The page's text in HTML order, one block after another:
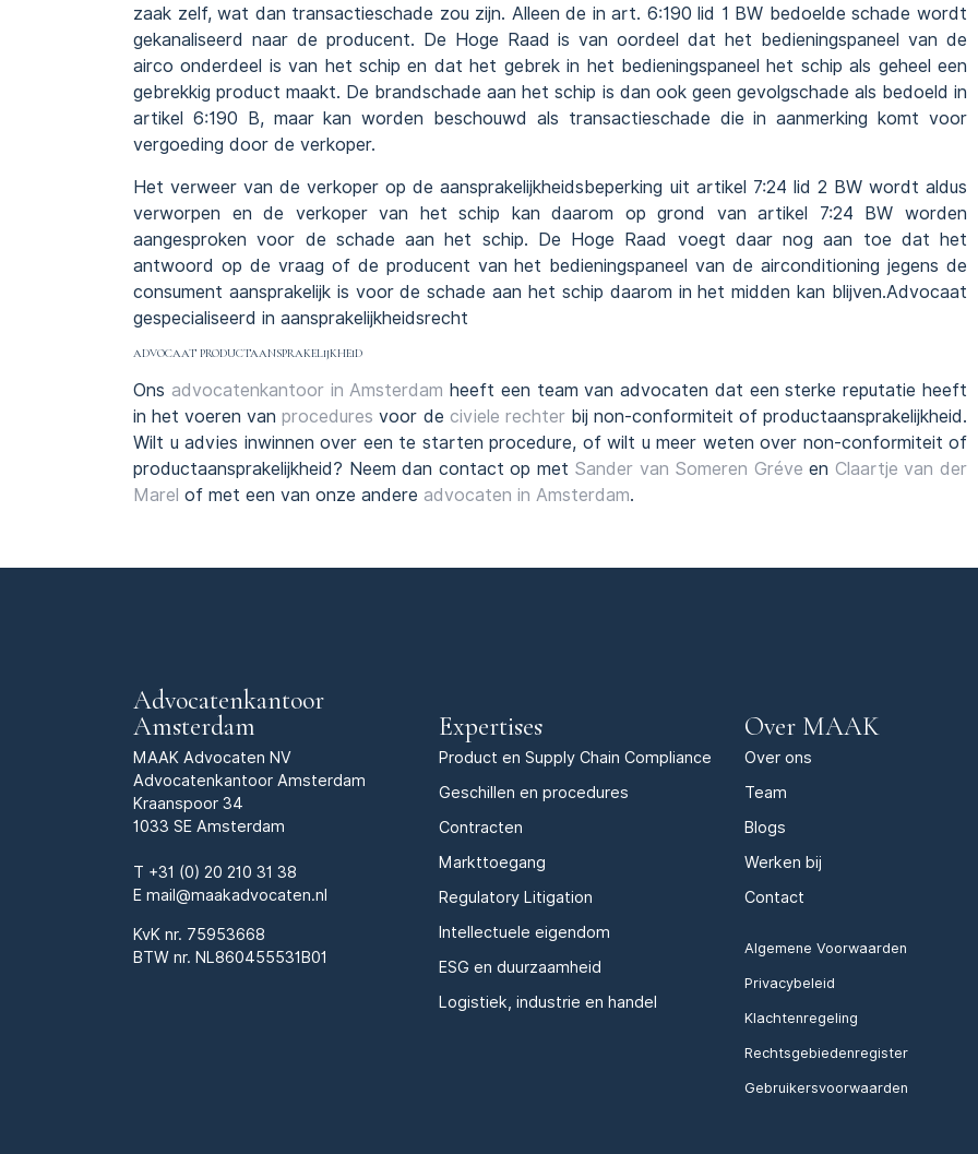
zaak zelf, wat dan transactieschade zou zijn. Alleen de in art. 6:190 lid 1 BW bedoelde schade wordt
gekanaliseerd naar de producent. De Hoge Raad is van oordeel dat het bedieningspaneel van de
airco onderdeel is van het schip en dat het gebrek in het bedieningspaneel het schip als geheel een
gebrekkig product maakt. De brandschade aan het schip is dan ook geen gevolgschade als bedoeld in
artikel 6:190 B, maar kan worden beschouwd als transactieschade die in aanmerking komt voor
vergoeding door de verkoper.
Het verweer van de verkoper op de aansprakelijkheidsbeperking uit artikel 7:24 lid 2 BW wordt aldus
verworpen en de verkoper van het schip kan daarom op grond van artikel 7:24 BW worden
aangesproken voor de schade aan het schip. De Hoge Raad voegt daar nog aan toe dat het
antwoord op de vraag of de producent van het bedieningspaneel van de airconditioning jegens de
consument aansprakelijk is voor de schade aan het schip daarom in het midden kan blijven.Advocaat
gespecialiseerd in aansprakelijkheidsrecht
ADVOCAAT PRODUCTAANSPRAKELIJKHEID
Ons advocatenkantoor in Amsterdam heeft een team van advocaten dat een sterke reputatie heeft
in het voeren vanprocedures voor de civiele rechterbij non-conformiteit of productaansprakelijkheid.
Wilt u advies inwinnen over een te starten procedure, of wilt u meer weten over non-conformiteit of
productaansprakelijkheid? Neem dan contact op met Sander van Someren Gréve en Claartje van der
Marel of met een van onze andere advocaten in Amsterdam.
Advocatenkantoor
Amsterdam
MAAK Advocaten NV
Advocatenkantoor Amsterdam
Kraanspoor 34
1033 SE Amsterdam
T +31 (0) 20 210 31 38
E mail@maakadvocaten.nl
KvK nr. 75953668
BTW nr. NL860455531B01
Expertises
Product en Supply Chain Compliance
Geschillen en procedures
Contracten
Markttoegang
Regulatory Litigation
Intellectuele eigendom
ESG en duurzaamheid
Logistiek, industrie en handel
Over MAAK
Over ons
Team
Blogs
Werken bij
Contact
Algemene Voorwaarden
Privacybeleid
Klachtenregeling
Rechtsgebiedenregister
Gebruikersvoorwaarden